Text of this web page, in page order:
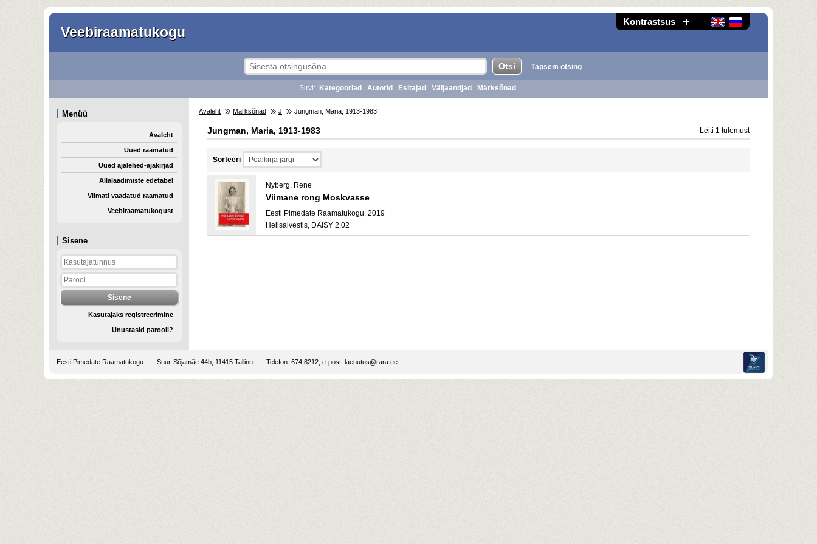
Kontrastsus
Veebiraamatukogu
Sisene
Kasutajaks registreerimine
Unustasid parooli?
Täpsem otsing
Sirvi: Kategooriad Autorid Esitajad Väljaandjad Märksõnad
Menüü
Avaleht
Uued raamatud
Uued ajalehed-ajakirjad
Allalaadimiste edetabel
Viimati vaadatud raamatud
Veebiraamatukogust
Avaleht Märksõnad J Jungman, Maria, 1913-1983
Jungman, Maria, 1913-1983 Leiti 1 tulemust
Sorteeri
Nyberg, Rene
Viimane rong Moskvasse
Eesti Pimedate Raamatukogu, 2019
Helisalvestis, DAISY 2.02
Eesti Pimedate Raamatukogu Suur-Sõjamäe 44b, 11415 Tallinn Telefon: 674 8212, e-post: laenutus@rara.ee